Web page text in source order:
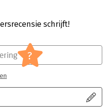
recht - algemeen
schrijft!
?